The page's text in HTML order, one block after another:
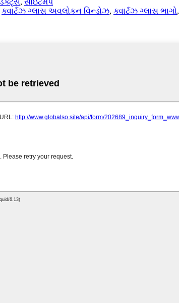
ક્વાર્ટઝ ગ્લાસ અવલોકન વિન્ડોઝ, ક્વાર્ટઝ ગ્લાસ ભાગો,